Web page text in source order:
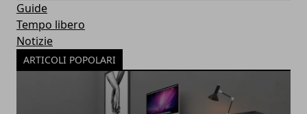
Guide
Tempo libero
Notizie
ARTICOLI POPOLARI